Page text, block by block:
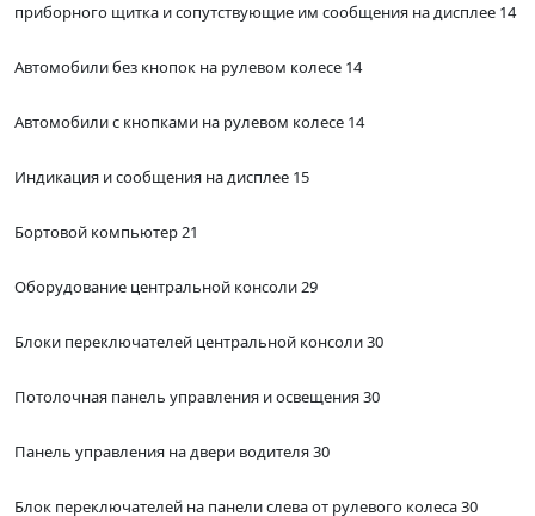
приборного щитка и сопутствующие им сообщения на дисплее 14
Автомобили без кнопок на рулевом колесе 14
Автомобили с кнопками на рулевом колесе 14
Индикация и сообщения на дисплее 15
Бортовой компьютер 21
Оборудование центральной консоли 29
Блоки переключателей центральной консоли 30
Потолочная панель управления и освещения 30
Панель управления на двери водителя 30
Блок переключателей на панели слева от рулевого колеса 30